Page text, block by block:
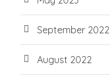
September 2022
August 2022